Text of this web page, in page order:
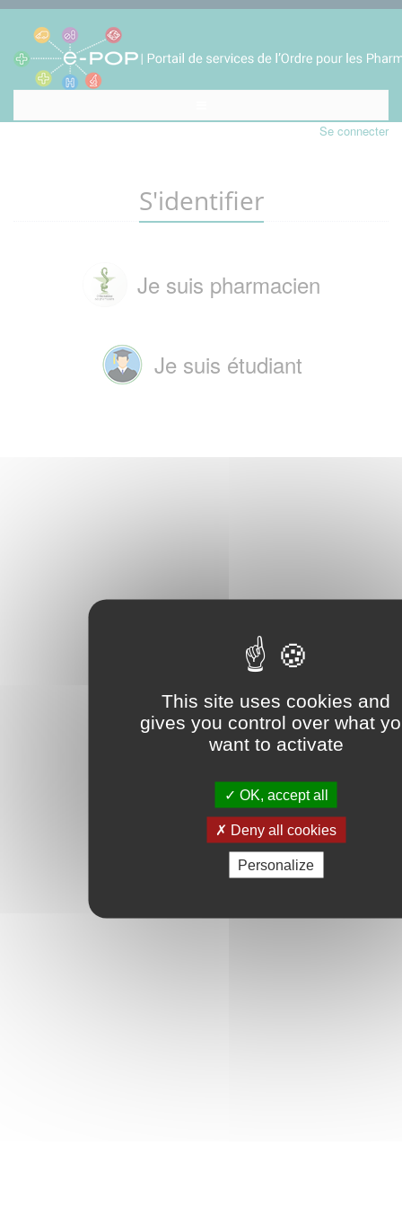
This site uses cookies and
gives you control over what
want to activate
OK, accept all
Deny all cookies
Personalize
Se connecter
S'identifier
Je suis pharmacien
Je suis étudiant